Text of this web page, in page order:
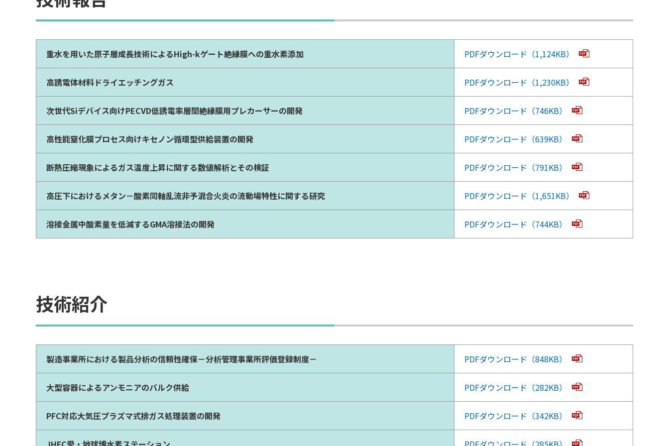
重水を用いた原子層成長技術によるHigh-kゲート絶縁膜への重水素添加 PDFダウンロード（1,124KB）
高誘電体材料ドライエッチングガス PDFダウンロード（1,230KB）
次世代Siデバイス向けPECVD低誘電率層間絶縁膜用プレカーサーの開発 PDFダウンロード（746KB）
高性能窒化膜プロセス向けキセノン循環型供給装置の開発 PDFダウンロード（639KB）
断熱圧縮現象によるガス温度上昇に関する数値解析とその検証 PDFダウンロード（791KB）
高圧下におけるメタン－酸素同軸乱流非予混合火炎の流動場特性に関する研究 PDFダウンロード（1,651KB）
溶接金属中酸素量を低減するGMA溶接法の開発 PDFダウンロード（744KB）
技術紹介
製造事業所における製品分析の信頼性確保－分析管理事業所評価登録制度－ PDFダウンロード（848KB）
大型容器によるアンモニアのバルク供給 PDFダウンロード（282KB）
PFC対応大気圧プラズマ式排ガス処理装置の開発 PDFダウンロード（342KB）